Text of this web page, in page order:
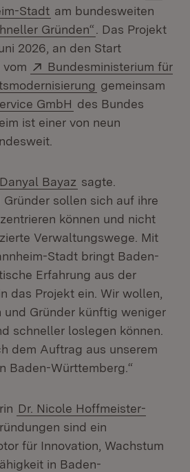
Stadt (Öffnet in neuem
am bundesweiten
Gründen“ (Öffnet in
. Das Projekt
2026, an den Start
Extern:
Bundesministerium für
(Öffnet in
gemeinsam
GmbH (Öffnet in neuem
des Bundes
ist einer von neun
Bayaz sagte.
Gründer sollen sich auf ihre
können und nicht
Verwaltungswege. Mit
Stadt bringt Baden-
Erfahrung aus der
das Projekt ein. Wir wollen,
und Gründer künftig weniger
schneller loslegen können.
dem Auftrag aus unserem
Baden-Württemberg.“
Dr. Nicole Hoffmeister-
sind ein
für Innovation, Wachstum
in Baden-